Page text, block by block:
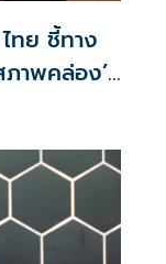
ทย ชี้ทาง
าพคล่อง’